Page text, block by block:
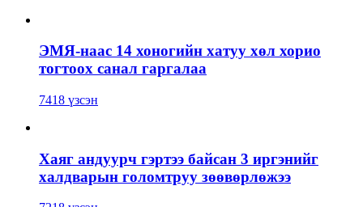
ЭМЯ-наас 14 хоногийн хатуу хөл хорио
тогтоох санал гаргалаа
7418 үзсэн
Хаяг андуурч гэртээ байсан 3 иргэнийг
халдварын голомтруу зөөвөрлөжээ